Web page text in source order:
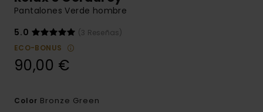
Pantalones Verde hombre
5.0
(3 Reseñas)
ECO-BONUS
90,00 €
Color Bronze Green